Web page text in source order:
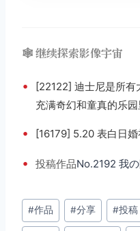
🕸️ 继续探索影像宇宙
•
[22122] 迪士尼是所有
充满奇幻和童真的乐园
• [16179] 5.20 表白日
• 投稿作品No.2192 我
文
章
#作品 #分享 #投稿